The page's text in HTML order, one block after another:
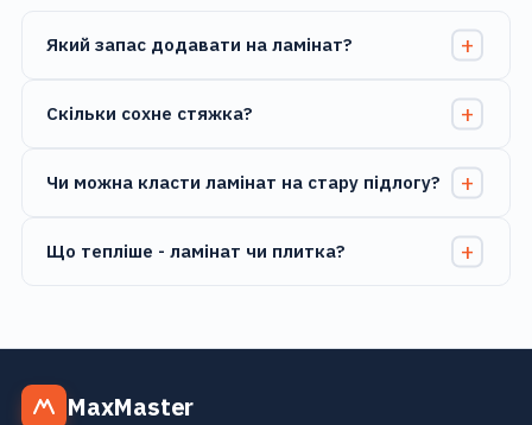
Який запас додавати на ламінат?
Скільки сохне стяжка?
Чи можна класти ламінат на стару підлогу?
Що тепліше - ламінат чи плитка?
MaxMaster